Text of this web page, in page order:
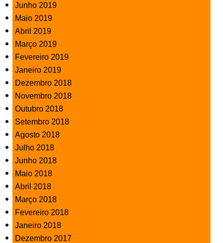
Junho 2019
Maio 2019
Abril 2019
Março 2019
Fevereiro 2019
Janeiro 2019
Dezembro 2018
Novembro 2018
Outubro 2018
Setembro 2018
Agosto 2018
Julho 2018
Junho 2018
Maio 2018
Abril 2018
Março 2018
Fevereiro 2018
Janeiro 2018
Dezembro 2017